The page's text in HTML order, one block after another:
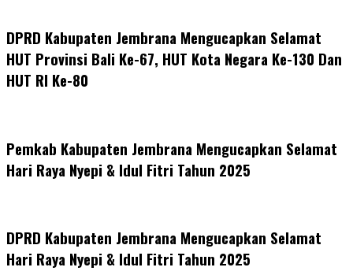
DPRD Kabupaten Jembrana Mengucapkan Selamat
HUT Provinsi Bali Ke-67, HUT Kota Negara Ke-130 Dan
HUT RI Ke-80
Pemkab Kabupaten Jembrana Mengucapkan Selamat
Hari Raya Nyepi & Idul Fitri Tahun 2025
DPRD Kabupaten Jembrana Mengucapkan Selamat
Hari Raya Nyepi & Idul Fitri Tahun 2025